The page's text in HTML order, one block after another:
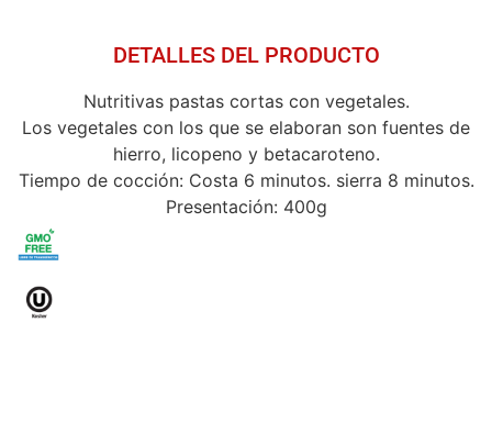
DETALLES DEL PRODUCTO
Nutritivas pastas cortas con vegetales.
Los vegetales con los que se elaboran son fuentes de
hierro, licopeno y betacaroteno.
Tiempo de cocción: Costa 6 minutos. sierra 8 minutos.
Presentación: 400g